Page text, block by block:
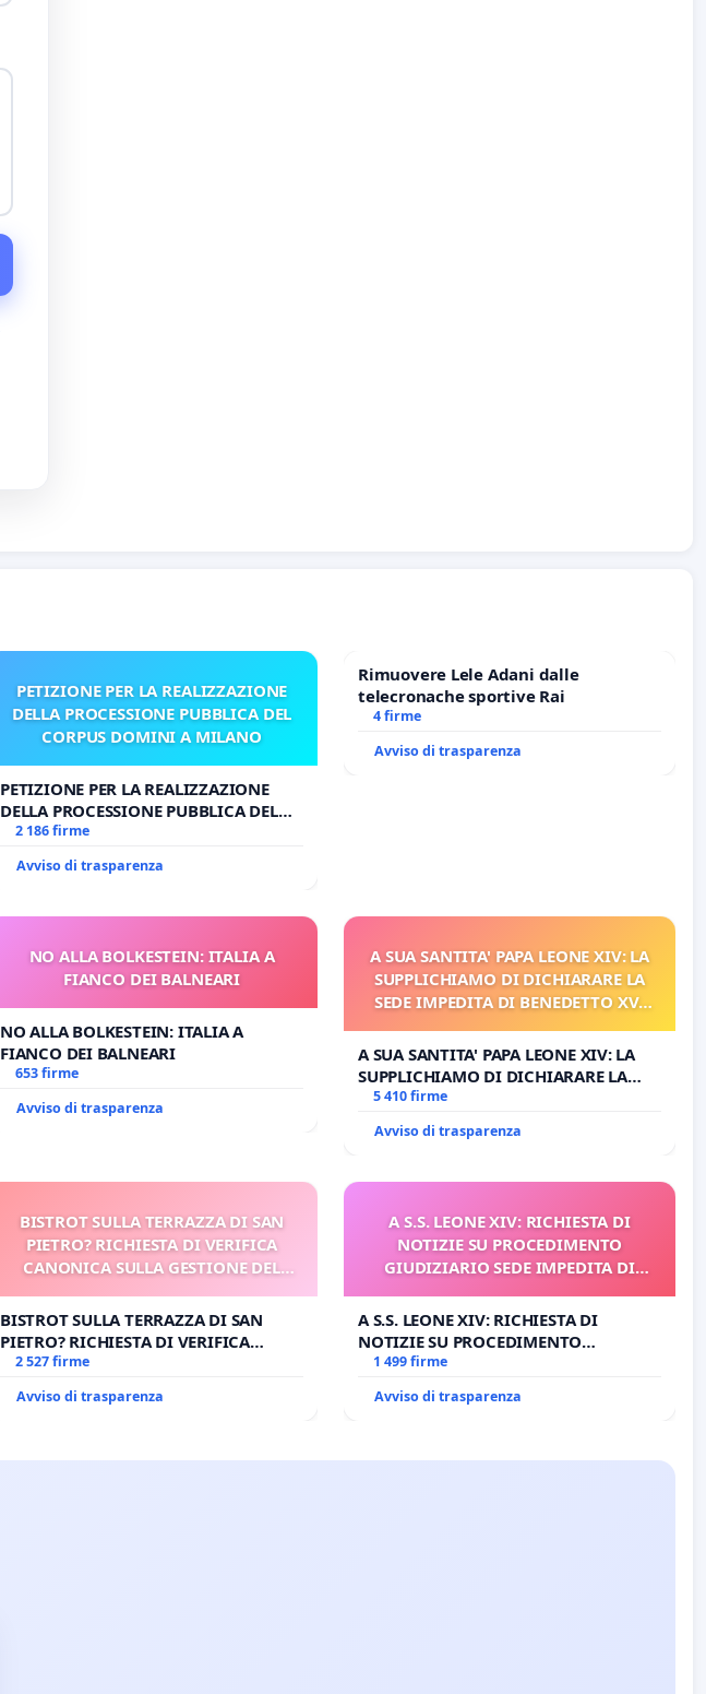
PETIZIONE PER LA REALIZZAZIONE
DELLA PROCESSIONE PUBBLICA DEL
CORPUS DOMINI A MILANO
PETIZIONE PER LA REALIZZAZIONE
DELLA PROCESSIONE PUBBLICA DEL
CORPUS DOMINI A MILANO
2 186 firme
Avviso di trasparenza
Rimuovere Lele Adani dalle
telecronache sportive Rai
4 firme
Avviso di trasparenza
NO ALLA BOLKESTEIN: ITALIA A
FIANCO DEI BALNEARI
NO ALLA BOLKESTEIN: ITALIA A
FIANCO DEI BALNEARI
653 firme
Avviso di trasparenza
A SUA SANTITA' PAPA LEONE XIV: LA
SUPPLICHIAMO DI DICHIARARE LA
SEDE IMPEDITA DI BENEDETTO XVI
PROCESSO
A SUA SANTITA' PAPA LEONE XIV: LA
SUPPLICHIAMO DI DICHIARARE LA
SEDE IMPEDITA DI BENEDETTO XVI E/O
5 410 firme
Avviso di trasparenza
BISTROT SULLA TERRAZZA DI SAN
PIETRO? RICHIESTA DI VERIFICA
CANONICA SULLA GESTIONE DEL
BISTROT SULLA TERRAZZA DI SAN
PIETRO? RICHIESTA DI VERIFICA
CANONICA SULLA GESTIONE DEL
2 527 firme
Avviso di trasparenza
A S.S. LEONE XIV: RICHIESTA DI
NOTIZIE SU PROCEDIMENTO
GIUDIZIARIO SEDE IMPEDITA DI
A S.S. LEONE XIV: RICHIESTA DI
NOTIZIE SU PROCEDIMENTO
GIUDIZIARIO SEDE IMPEDITA DI
1 499 firme
Avviso di trasparenza